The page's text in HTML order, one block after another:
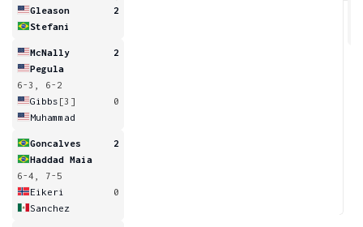
Gleason
2
Stefani
McNally
2
Pegula
6-3, 6-2
Gibbs [3]
0
Muhammad
Goncalves
2
Haddad Maia
6-4, 7-5
Eikeri
0
Sanchez